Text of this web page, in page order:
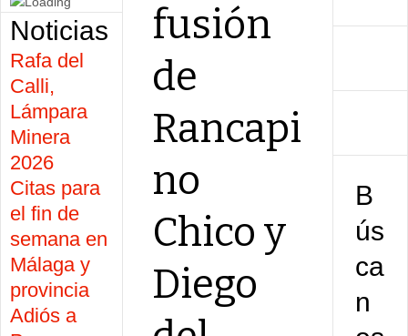
fusión
de
Rancapi
no
Chico y
Diego
B
ús
ca
n
Noticias
Rafa del
Calli,
Lámpara
Minera
2026
Citas para
el fin de
semana en
Málaga y
provincia
Adiós a